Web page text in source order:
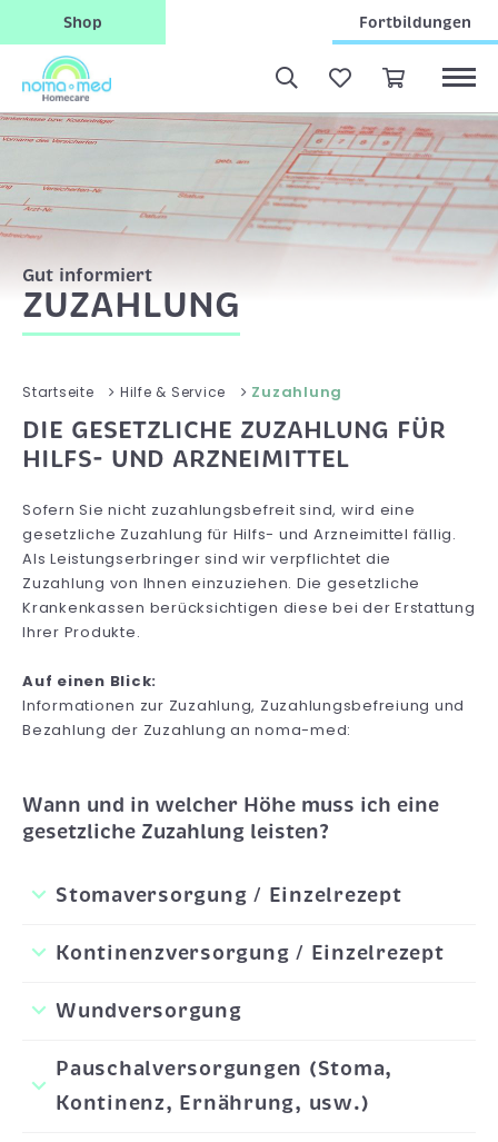
Shop Fortbildungen
Gut informiert
ZUZAHLUNG
Startseite Hilfe & Service Zuzahlung
DIE GESETZLICHE ZUZAHLUNG FÜR
HILFS- UND ARZNEIMITTEL
Sofern Sie nicht zuzahlungsbefreit sind, wird eine
gesetzliche Zuzahlung für Hilfs- und Arzneimittel fällig.
Als Leistungserbringer sind wir verpflichtet die
Zuzahlung von Ihnen einzuziehen. Die gesetzliche
Krankenkassen berücksichtigen diese bei der Erstattung
Ihrer Produkte.
Auf einen Blick:
Informationen zur Zuzahlung, Zuzahlungsbefreiung und
Bezahlung der Zuzahlung an noma-med:
Wann und in welcher Höhe muss ich eine
gesetzliche Zuzahlung leisten?
Stomaversorgung / Einzelrezept
Kontinenzversorgung / Einzelrezept
Wundversorgung
Pauschalversorgungen (Stoma,
Kontinenz, Ernährung, usw.)